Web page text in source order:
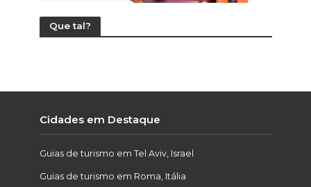
Que tal?
Cidades em Destaque
Guias de turismo em Tel Aviv, Israel
Guias de turismo em Roma, Itália